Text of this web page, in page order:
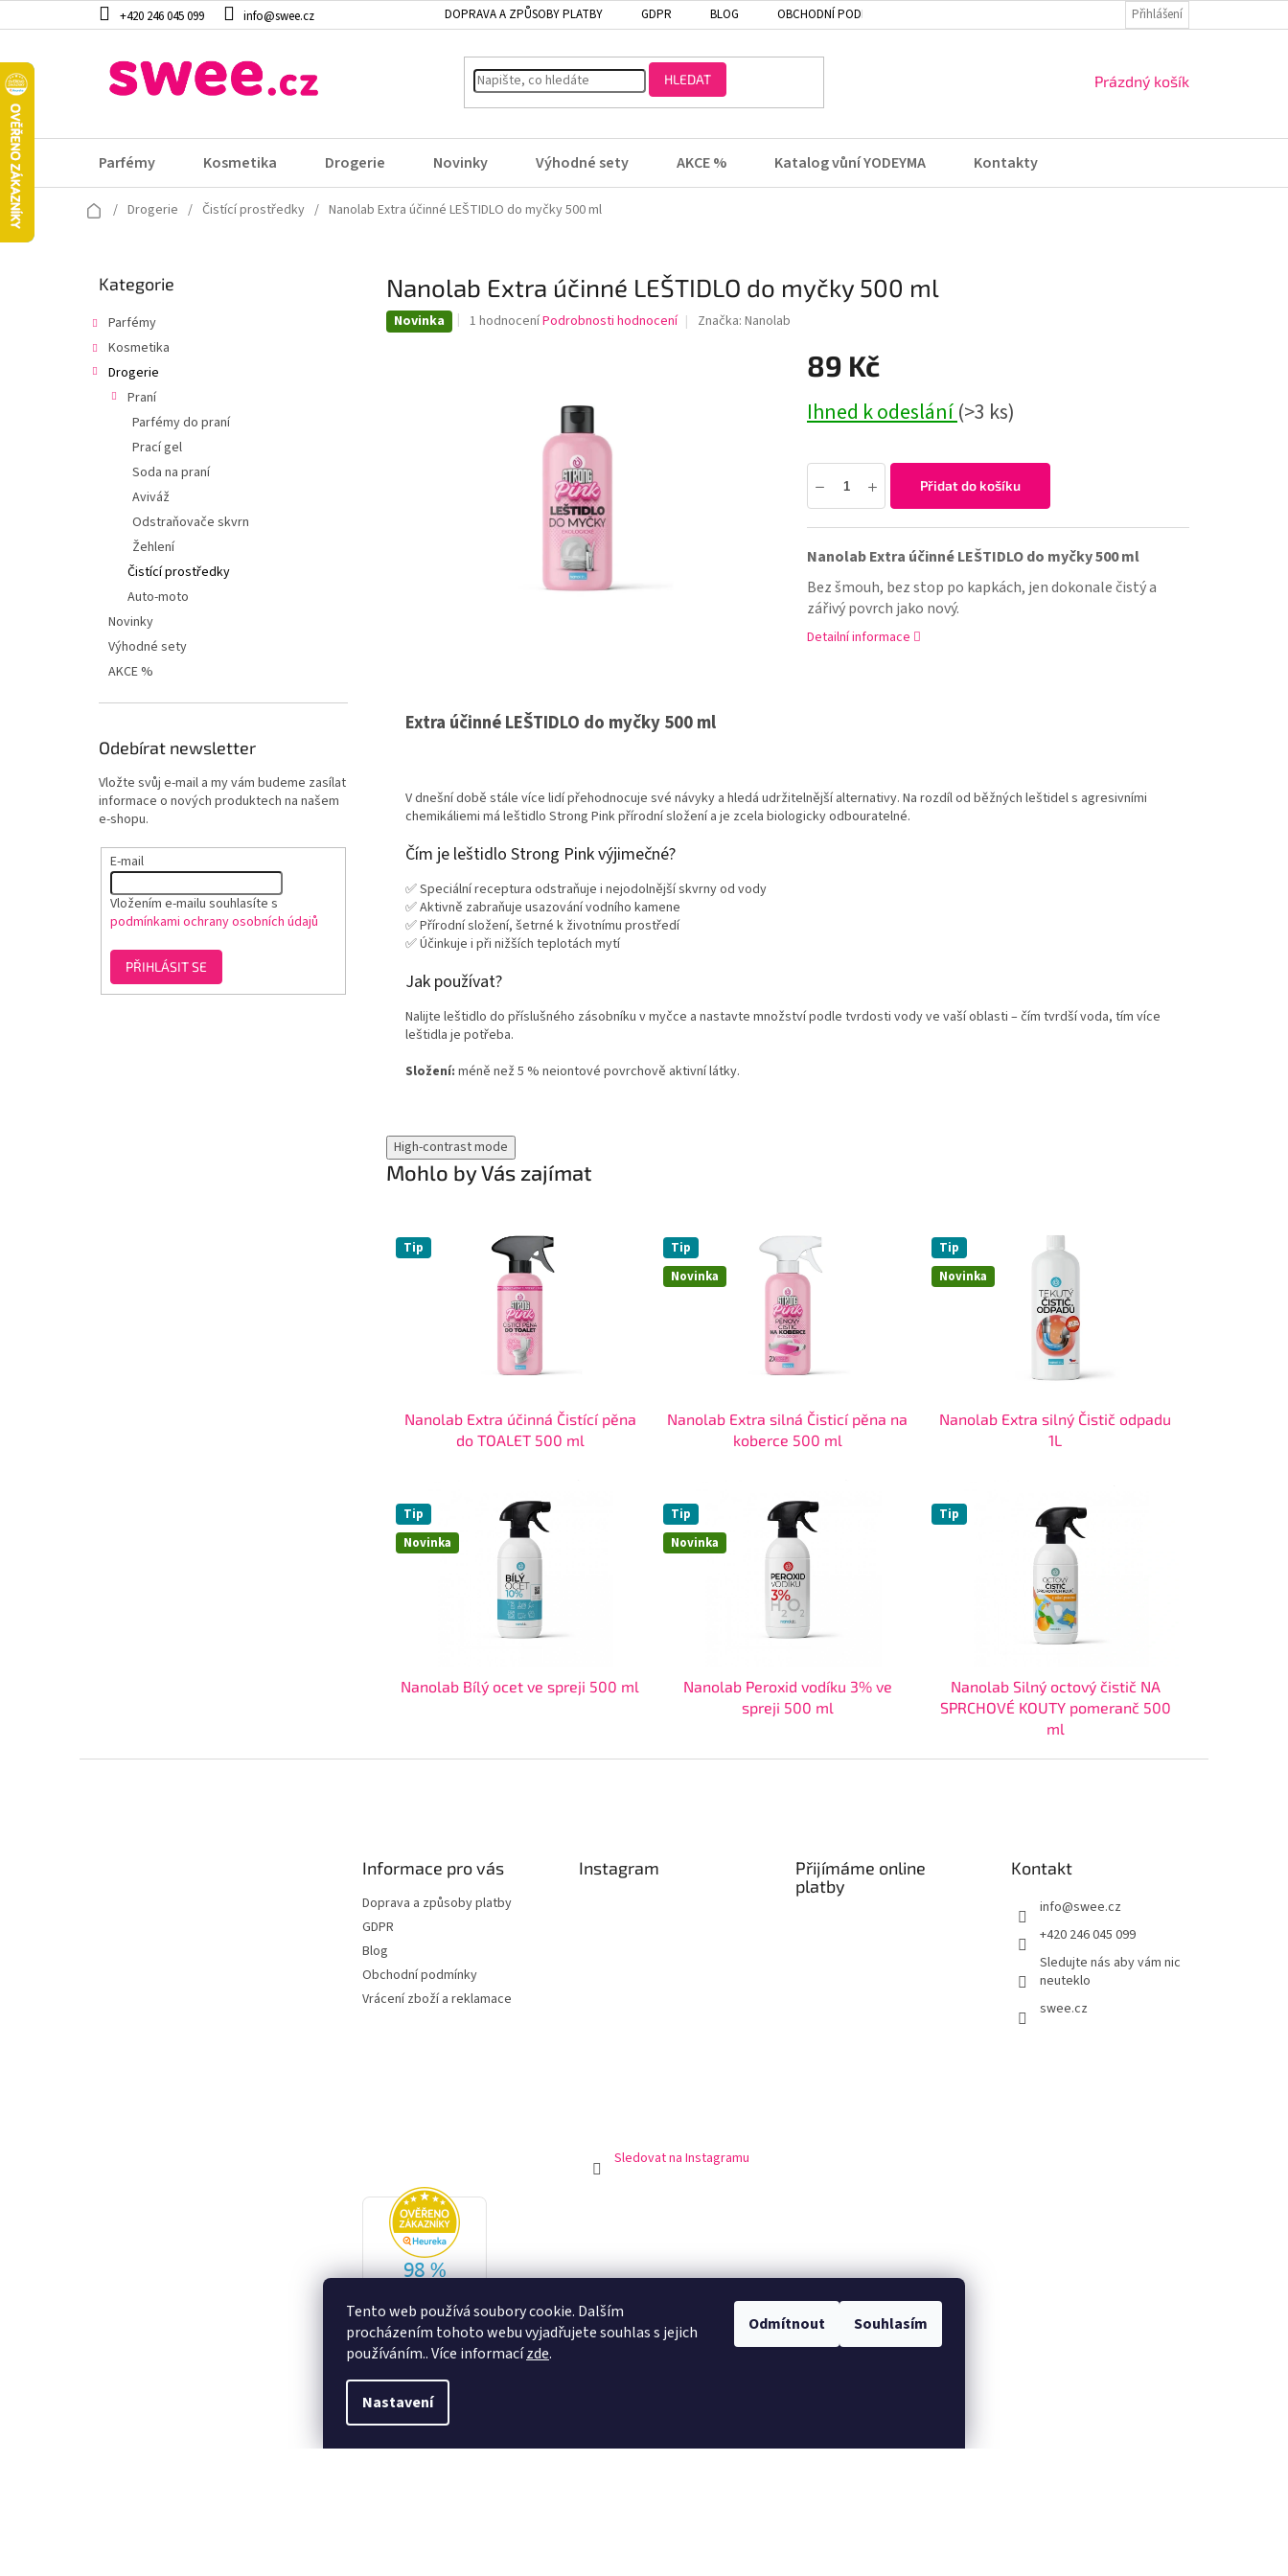
Tento web používá soubory cookie. Dalším
procházením tohoto webu vyjadřujete souhlas s jejich
používáním.. Více informacízde.
Nastavení
Odmítnout Souhlasím
na
+420 246 045 099 info@swee.cz DOPRAVA A ZPŮSOBY PLATBY GDPR BLOG OBCHODNÍ PODMÍNKY Přihlášení
HLEDAT
NÁKUPNÍ
Prázdný košík
Parfémy Kosmetika Drogerie Novinky Výhodné sety AKCE % Katalog vůní YODEYMA Kontakty
Domů
/ Drogerie / Čistící prostředky / Nanolab Extra účinné LEŠTIDLO do myčky 500 ml
Přeskočit
Kategorie
Parfémy
Kosmetika
Drogerie
Praní
Parfémy do praní
Prací gel
Soda na praní
Aviváž
Odstraňovače skvrn
Žehlení
Čistící prostředky
Auto-moto
Novinky
Výhodné sety
AKCE %
Odebírat newsletter
Vložte svůj e-mail a my vám budeme zasílat
informace o nových produktech na našem
e-shopu.
E-mail
Vložením e-mailu souhlasíte s
podmínkami ochrany osobních údajů
PŘIHLÁSIT SE
Nanolab Extra účinné LEŠTIDLO do myčky 500 ml
Novinka
Průměrné
1 hodnoceníPodrobnosti hodnocení Značka: Nanolab
89 Kč
Ihned k odeslání(>3 ks)
Přidat do košíku
Nanolab Extra účinné LEŠTIDLO do myčky 500 ml
Bez šmouh, bez stop po kapkách, jen dokonale čistý a
zářivý povrch jako nový.
Detailní informace
Extra účinné LEŠTIDLO do myčky 500 ml
V dnešní době stále více lidí přehodnocuje své návyky a hledá udržitelnější alternativy. Na rozdíl od běžných leštidel s agresivními
chemikáliemi má leštidlo Strong Pink přírodní složení a je zcela biologicky odbouratelné.
Čím je leštidlo Strong Pink výjimečné?
✅ Speciální receptura odstraňuje i nejodolnější skvrny od vody
✅ Aktivně zabraňuje usazování vodního kamene
✅ Přírodní složení, šetrné k životnímu prostředí
✅ Účinkuje i při nižších teplotách mytí
Jak používat?
Nalijte leštidlo do příslušného zásobníku v myčce a nastavte množství podle tvrdosti vody ve vaší oblasti – čím tvrdší voda, tím více
leštidla je potřeba.
Složení: méně než 5 % neiontové povrchově aktivní látky.
High-contrast mode
Mohlo by Vás zajímat
Tip
Nanolab Extra účinná Čistící pěna
do TOALET 500 ml
Novinka
Tip
Nanolab Extra silná Čisticí pěna na
koberce 500 ml
Novinka
Tip
Nanolab Extra silný Čistič odpadu
1L
Novinka
Tip
Nanolab Bílý ocet ve spreji 500 ml
Novinka
Tip
Nanolab Peroxid vodíku 3% ve
spreji 500 ml
Tip
Nanolab Silný octový čistič NA
SPRCHOVÉ KOUTY pomeranč 500
ml
Informace pro vás
Doprava a způsoby platby
GDPR
Blog
Obchodní podmínky
Vrácení zboží a reklamace
Instagram
Sledovat na Instagramu
Přijímáme online
platby
Kontakt
info@swee.cz
+420 246 045 099
Sledujte nás aby vám nic
neuteklo
swee.cz